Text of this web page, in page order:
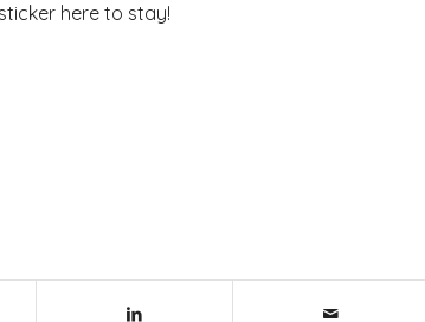
here to stay!